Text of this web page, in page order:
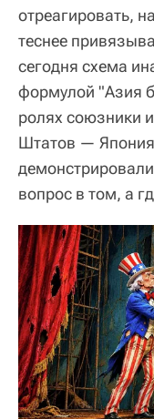
отреагировать,
теснее
сегодня схема
формулой "Азия
ролях союзники
Штатов —
вопрос в том, а